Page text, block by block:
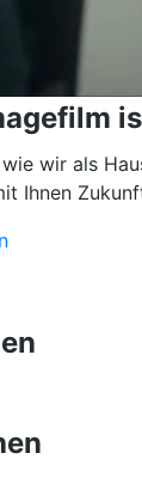
wir als
Ihnen